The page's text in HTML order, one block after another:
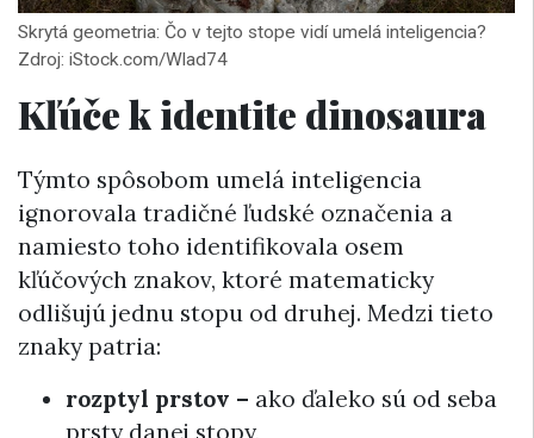
Skrytá geometria: Čo v tejto stope vidí umelá inteligencia?
Zdroj: iStock.com/Wlad74
Kľúče k identite dinosaura
Týmto spôsobom umelá inteligencia
ignorovala tradičné ľudské označenia a
namiesto toho identifikovala osem
kľúčových znakov, ktoré matematicky
odlišujú jednu stopu od druhej. Medzi tieto
znaky patria:
rozptyl prstov – ako ďaleko sú od seba